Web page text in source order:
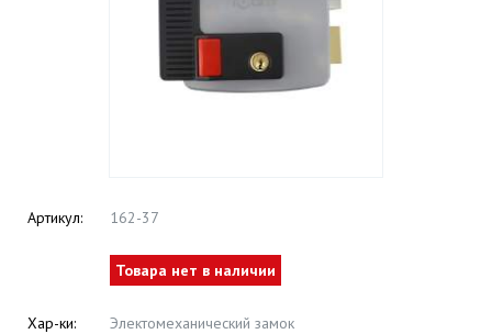
Артикул: 162-37
Товара нет в наличии
Хар-ки: Электомеханический замок